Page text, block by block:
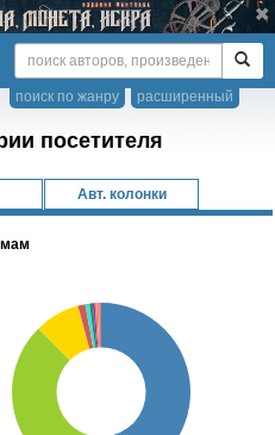
расширенный
поиск по жанру
посетителя
Авт. колонки